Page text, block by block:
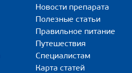
Новости препарата
Полезные статьи
Правильное питание
Путешествия
Специалистам
Карта статей